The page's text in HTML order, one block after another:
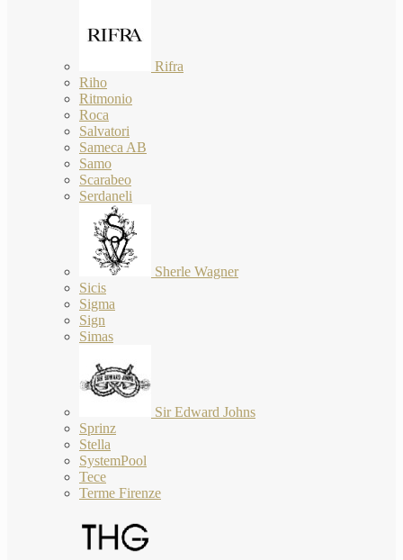
Rifra
Riho
Ritmonio
Roca
Salvatori
Sameca AB
Samo
Scarabeo
Serdaneli
Sherle Wagner
Sicis
Sigma
Sign
Simas
Sir Edward Johns
Sprinz
Stella
SystemPool
Tece
Terme Firenze